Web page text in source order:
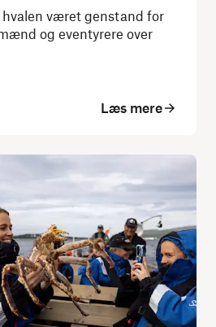
været genstand for
og eventyrere over
Læs mere